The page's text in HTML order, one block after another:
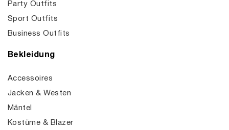
Party Outfits
Sport Outfits
Business Outfits
Bekleidung
Accessoires
Jacken & Westen
Mäntel
Kostüme & Blazer